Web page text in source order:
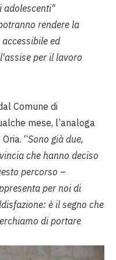
adolescenti"
rendere la
ed
per il lavoro
Comune di
mese, l’analoga
“Sono già due,
che hanno deciso
percorso –
per noi di
è il segno che
di portare